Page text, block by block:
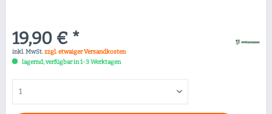
19,90 € *
inkl. MwSt.zzgl. etwaiger Versandkosten
lagernd, verfügbar in 1-3 Werktagen